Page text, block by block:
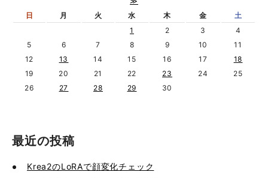
日
月 火 水 木 金
土
1
2 3
4
5
6 7 8 9 10
11
12
13 14 15 16 17
18
19
20 21 22 23 24
25
26
27 28 29 30
最近の投稿
Krea2のLoRAで顔変化チェック